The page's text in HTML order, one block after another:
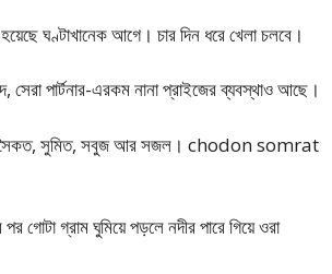
ঘণ্টাখানেক আগে। চার দিন ধরে খেলা চলবে।
সেরা পার্টনার-এরকম নানা প্রাইজের ব্যবস্থাও আছে।
সৈকত, সুমিত, সবুজ আর সজল। chodon somrat
গ্রাম ঘুমিয়ে পড়লে নদীর পারে গিয়ে ওরা